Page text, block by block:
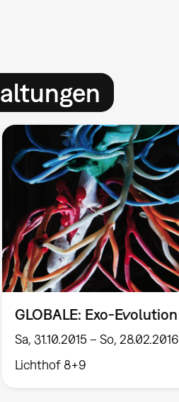
GLOBALE: Exo-Evolution
Sa, 31.10.2015 – So, 28.02.2016
Lichthof 8+9